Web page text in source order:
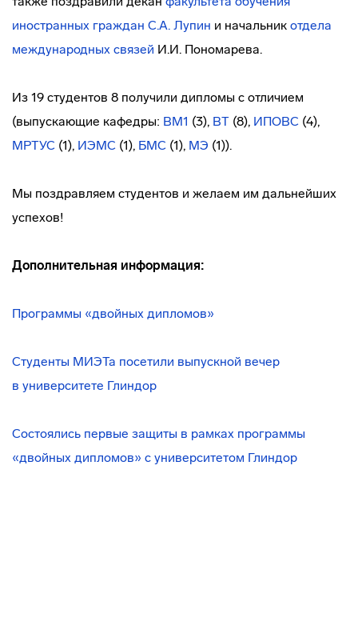
иностранных граждан С.А. Лупин и начальник отдела
международных связей И.И. Пономарева.
Из 19 студентов 8 получили дипломы с отличием
(выпускающие кафедры: ВМ1 (3), ВТ (8), ИПОВС (4),
МРТУС (1), ИЭМС (1), БМС (1), МЭ (1)).
Мы поздравляем студентов и желаем им дальнейших
успехов!
Дополнительная информация:
Программы «двойных дипломов»
Студенты МИЭТа посетили выпускной вечер
в университете Глиндор
Состоялись первые защиты в рамках программы
«двойных дипломов» с университетом Глиндор